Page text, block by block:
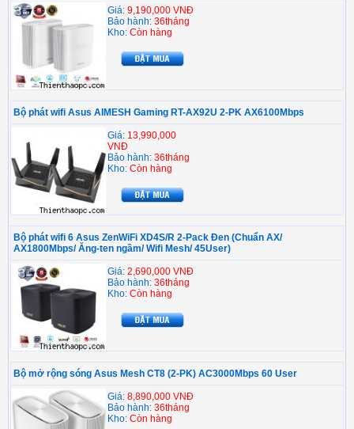
Giá: 9,190,000 VNĐ
Bảo hành: 36tháng
Kho: Còn hàng
Bộ phát wifi Asus AIMESH Gaming RT-AX92U 2-PK AX6100Mbps
Giá: 13,990,000
VNĐ
Bảo hành: 36tháng
Kho: Còn hàng
Bộ phát wifi 6 Asus ZenWiFi XD4S/R 2-Pack Đen (Chuẩn AX/
AX1800Mbps/ Ăng-ten ngầm/ Wifi Mesh/ 45User)
Giá: 2,690,000 VNĐ
Bảo hành: 36tháng
Kho: Còn hàng
Bộ mở rộng sóng Asus Mesh CT8 (2-PK) AC3000Mbps 60 User
Giá: 8,890,000 VNĐ
Bảo hành: 36tháng
Kho: Còn hàng